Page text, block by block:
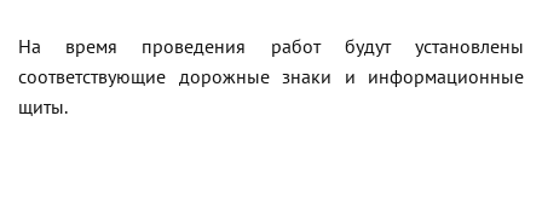
На время проведения работ будут установлены
соответствующие дорожные знаки и информационные
щиты.